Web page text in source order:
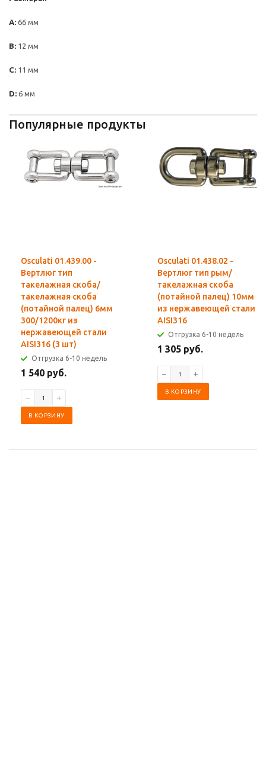
A: 66 мм
B: 12 мм
C: 11 мм
D: 6 мм
Популярные продукты
Osculati 01.439.00 -
Вертлюг тип
такелажная скоба/
такелажная скоба
(потайной палец) 6мм
300/1200кг из
нержавеющей стали
AISI316 (3 шт)
Отгрузка 6-10 недель
1 540 руб.
В КОРЗИНУ
Osculati 01.438.02 -
Вертлюг тип рым/
такелажная скоба
(потайной палец) 10мм
из нержавеющей стали
AISI316
Отгрузка 6-10 недель
1 305 руб.
В КОРЗИНУ